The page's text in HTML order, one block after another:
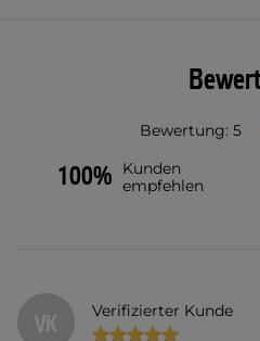
Bewertung: 5
100%
Kunden
empfehlen
VK Verifizierter Kunde